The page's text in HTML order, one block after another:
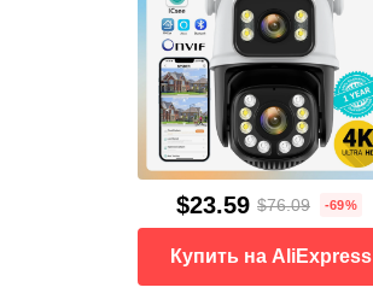
$23.59 $76.09 -69%
Купить на AliExpress